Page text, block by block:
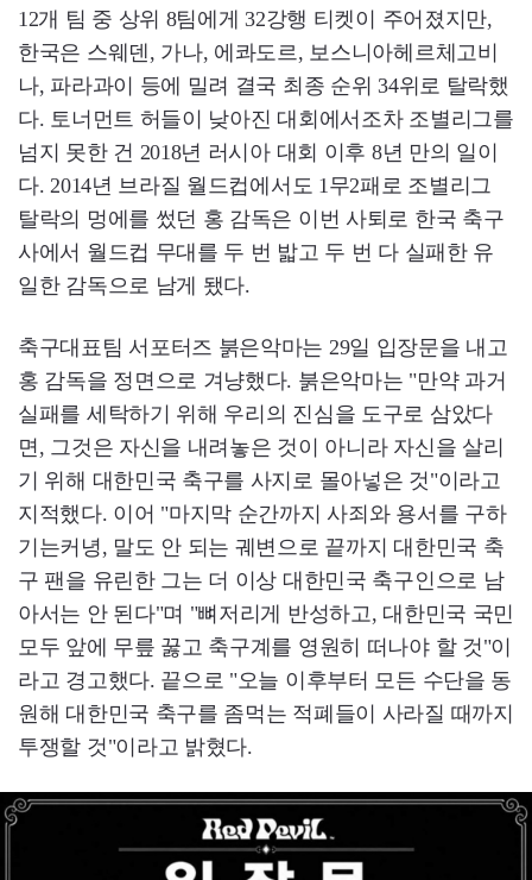
12개 팀 중 상위 8팀에게 32강행 티켓이 주어졌지만,
한국은 스웨덴, 가나, 에콰도르, 보스니아헤르체고비
나, 파라과이 등에 밀려 결국 최종 순위 34위로 탈락했
다. 토너먼트 허들이 낮아진 대회에서조차 조별리그를
넘지 못한 건 2018년 러시아 대회 이후 8년 만의 일이
다. 2014년 브라질 월드컵에서도 1무2패로 조별리그
탈락의 멍에를 썼던 홍 감독은 이번 사퇴로 한국 축구
사에서 월드컵 무대를 두 번 밟고 두 번 다 실패한 유
일한 감독으로 남게 됐다.
축구대표팀 서포터즈 붉은악마는 29일 입장문을 내고
홍 감독을 정면으로 겨냥했다. 붉은악마는 "만약 과거
실패를 세탁하기 위해 우리의 진심을 도구로 삼았다
면, 그것은 자신을 내려놓은 것이 아니라 자신을 살리
기 위해 대한민국 축구를 사지로 몰아넣은 것"이라고
지적했다. 이어 "마지막 순간까지 사죄와 용서를 구하
기는커녕, 말도 안 되는 궤변으로 끝까지 대한민국 축
구 팬을 유린한 그는 더 이상 대한민국 축구인으로 남
아서는 안 된다"며 "뼈저리게 반성하고, 대한민국 국민
모두 앞에 무릎 꿇고 축구계를 영원히 떠나야 할 것"이
라고 경고했다. 끝으로 "오늘 이후부터 모든 수단을 동
원해 대한민국 축구를 좀먹는 적폐들이 사라질 때까지
투쟁할 것"이라고 밝혔다.